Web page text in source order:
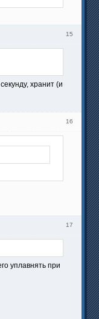
15
хранит (и
16
17
уплавнять при